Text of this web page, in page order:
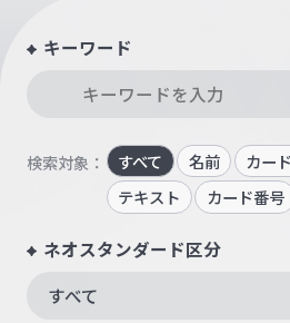
キーワード
検索対象： すべて 名前 カー
テキスト
カード番号
ネオスタンダード区分
すべて